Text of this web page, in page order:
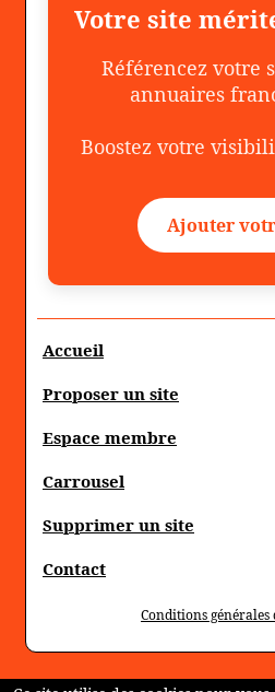
Votre site
Référencez votre
annuaires
Boostez votre
Ajouter
Accueil
Proposer un site
Espace membre
Carrousel
Supprimer un site
Contact
Conditions